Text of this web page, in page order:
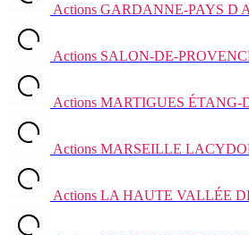
Actions GARDANNE-PAYS D
Actions SALON-DE-
Actions MARTIGUES ÉTANG-
Actions MARSEILLE
Actions LA HAUTE VALLÉE